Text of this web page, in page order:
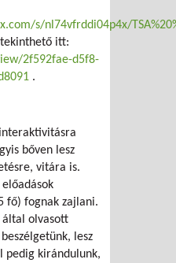
s/nl74vfrddi04p4x/
itt:
2f592fae-d5f8-
.
bőven lesz
vitára is.
előadások
fő) fognak zajlani.
által olvasott
lesz
pedig kirándulunk,